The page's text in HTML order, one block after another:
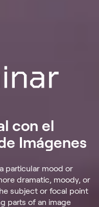
con el
Imágenes
particular mood or
dramatic, moody, or
subject or focal point
parts of an image